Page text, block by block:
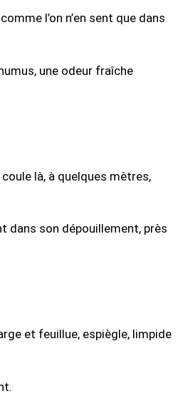
comme l’on n’en sent que dans
une odeur fraîche
coule là, à quelques mètres,
dans son dépouillement, près
et feuillue, espiègle, limpide